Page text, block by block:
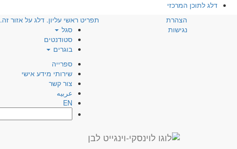
דלג לתוכן המרכזי
הצהרת
נגישות
תפריט ראשי עליון. דלג על אזור זה.
סגל
סטודנטים
בוגרים
ספרייה
שירותי מידע אישי
צור קשר
عربيه
EN